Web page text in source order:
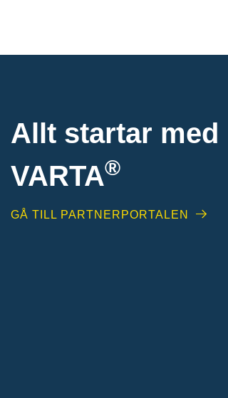
Allt startar med
VARTA®
GÅ TILL PARTNERPORTALEN